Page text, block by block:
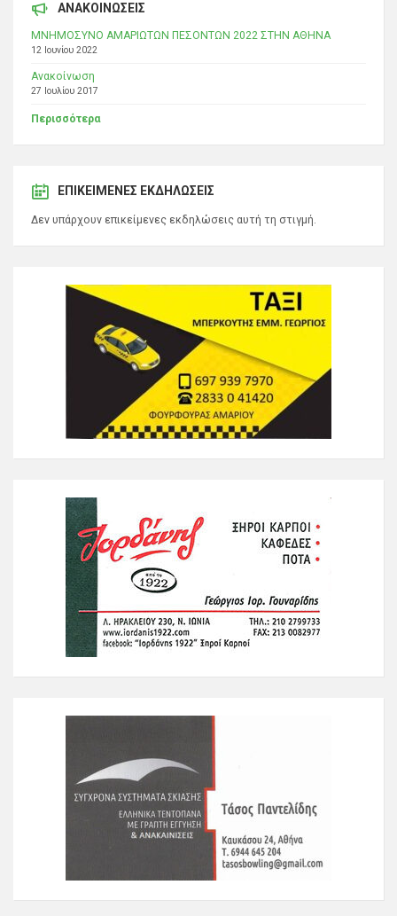
ΑΝΑΚΟΙΝΩΣΕΙΣ
ΜΝΗΜΟΣΥΝΟ ΑΜΑΡΙΩΤΩΝ ΠΕΣΟΝΤΩΝ 2022 ΣΤΗΝ ΑΘΗΝΑ
12 Ιουνίου 2022
Ανακοίνωση
27 Ιουλίου 2017
Περισσότερα
ΕΠΙΚΕΊΜΕΝΕΣ ΕΚΔΗΛΏΣΕΙΣ
Δεν υπάρχουν επικείμενες εκδηλώσεις αυτή τη στιγμή.